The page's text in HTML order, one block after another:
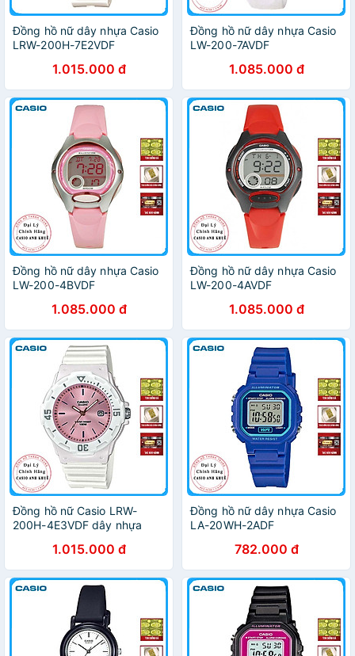
Đồng hồ nữ dây nhựa Casio
LRW-200H-7E2VDF
1.015.000 đ
Đồng hồ nữ dây nhựa Casio
LW-200-7AVDF
1.085.000 đ
Đồng hồ nữ dây nhựa Casio
LW-200-4BVDF
1.085.000 đ
Đồng hồ nữ dây nhựa Casio
LW-200-4AVDF
1.085.000 đ
Đồng hồ nữ Casio LRW-
200H-4E3VDF dây nhựa
1.015.000 đ
Đồng hồ nữ dây nhựa Casio
LA-20WH-2ADF
782.000 đ